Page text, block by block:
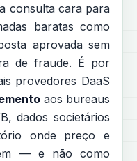
consulta cara para
baratas como
aprovada sem
de fraude. É por
provedores DaaS
aos bureaus
dados societários
onde preço e
— e não como